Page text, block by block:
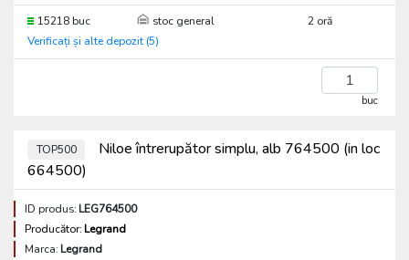
15218 buc stoc general
2 oră
Verificați și alte depozit (5)
buc
TOP500
Niloe întrerupător simplu, alb 764500 (in loc
664500)
ID produs:LEG764500
Producător:Legrand
Marca:Legrand